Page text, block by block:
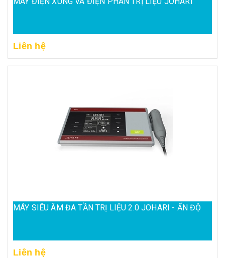
Liên hệ
MÁY SIÊU ÂM ĐA TẦN TRỊ LIỆU 2.0 JOHARI - ẤN ĐỘ
Liên hệ